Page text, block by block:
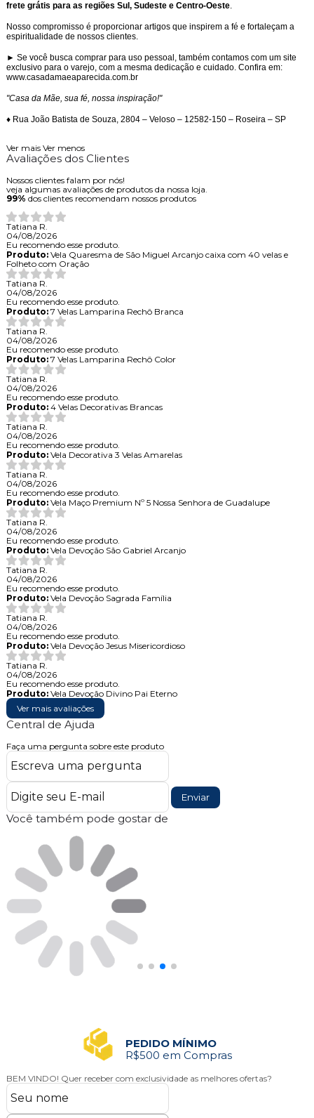
frete grátis para as regiões Sul, Sudeste e Centro-Oeste.
Nosso compromisso é proporcionar artigos que inspirem a fé e fortaleçam a
espiritualidade de nossos clientes.
► Se você busca comprar para uso pessoal, também contamos com um site
exclusivo para o varejo, com a mesma dedicação e cuidado. Confira em:
www.casadamaeaparecida.com.br
"Casa da Mãe, sua fé, nossa inspiração!"
♦ Rua João Batista de Souza, 2804 – Veloso – 12582-150 – Roseira – SP
Ver mais Ver menos
Avaliações dos Clientes
Nossos clientes falam por nós!
veja algumas avaliações de produtos da nossa loja.
99% dos clientes recomendam nossos produtos
Tatiana R.
04/08/2026
Eu recomendo esse produto.
Produto:Vela Quaresma de São Miguel Arcanjo caixa com 40 velas e
Folheto com Oração
Tatiana R.
04/08/2026
Eu recomendo esse produto.
Produto:7 Velas Lamparina Rechô Branca
Tatiana R.
04/08/2026
Eu recomendo esse produto.
Produto:7 Velas Lamparina Rechô Color
Tatiana R.
04/08/2026
Eu recomendo esse produto.
Produto:4 Velas Decorativas Brancas
Tatiana R.
04/08/2026
Eu recomendo esse produto.
Produto:Vela Decorativa 3 Velas Amarelas
Tatiana R.
04/08/2026
Eu recomendo esse produto.
Produto:Vela Maço Premium Nº 5 Nossa Senhora de Guadalupe
Tatiana R.
04/08/2026
Eu recomendo esse produto.
Produto:Vela Devoção São Gabriel Arcanjo
Tatiana R.
04/08/2026
Eu recomendo esse produto.
Produto:Vela Devoção Sagrada Família
Tatiana R.
04/08/2026
Eu recomendo esse produto.
Produto:Vela Devoção Jesus Misericordioso
Tatiana R.
04/08/2026
Eu recomendo esse produto.
Produto:Vela Devoção Divino Pai Eterno
Ver mais avaliações
Central de Ajuda
Faça uma pergunta sobre este produto
Enviar
Você também pode gostar de
PEDIDO MÍNIMO
R$500 em Compras
BEM VINDO! Quer receber com exclusividade as melhores ofertas?